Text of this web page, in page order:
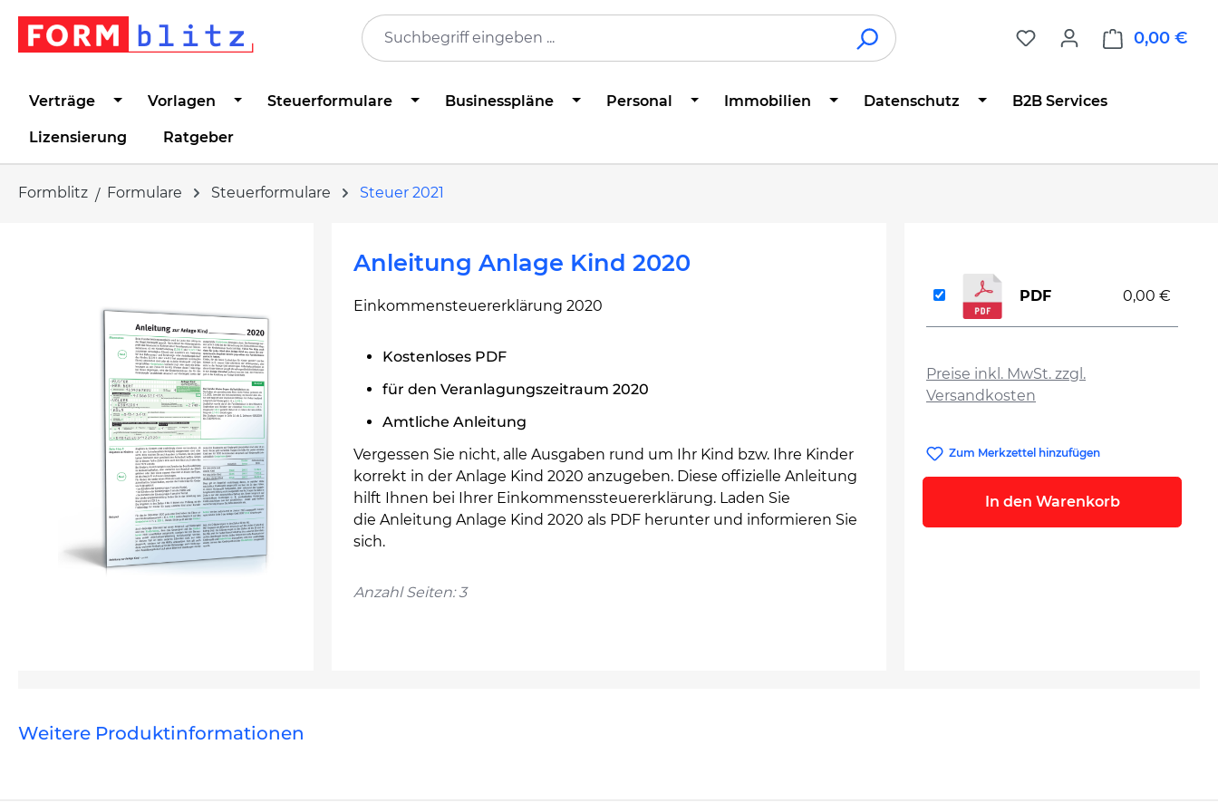
Zur Hauptnavigation springen
0,00 €
Verträge Vorlagen Steuerformulare Businesspläne Personal Immobilien Datenschutz B2B Services
Lizensierung Ratgeber
Formblitz Formulare Steuerformulare Steuer 2021
Anleitung Anlage Kind 2020
Einkommensteuererklärung 2020
Kostenloses PDF
für den Veranlagungszeitraum 2020
Amtliche Anleitung
Vergessen Sie nicht, alle Ausgaben rund um Ihr Kind bzw. Ihre Kinder
korrekt in der Anlage Kind 2020 anzugeben. Diese offizielle Anleitung
hilft Ihnen bei Ihrer Einkommenssteuererklärung. Laden Sie
die Anleitung Anlage Kind 2020 als PDF herunter und informieren Sie
sich.
Anzahl Seiten: 3
Preise inkl. MwSt. zzgl.
Versandkosten
PDF 0,00 €
Zum Merkzettel hinzufügen
In den Warenkorb
Weitere Produktinformationen